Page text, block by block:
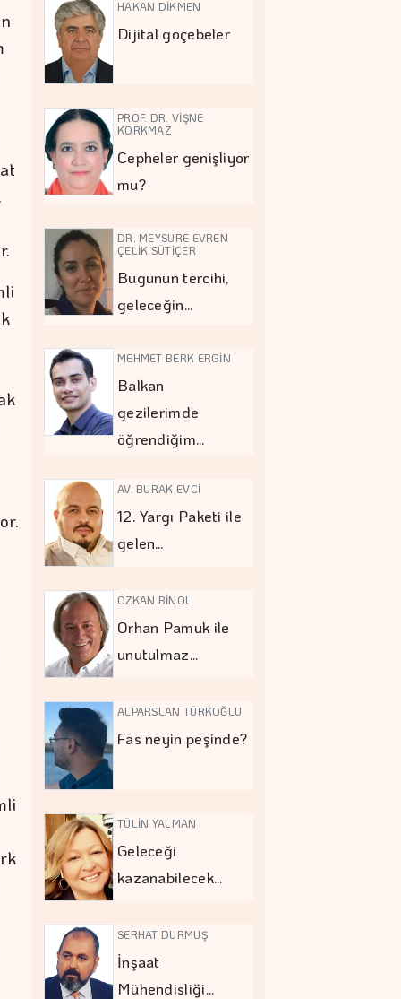
HAKAN DİKMEN
Dijital göçebeler
PROF. DR. VİŞNE
KORKMAZ
Cepheler genişliyor
mu?
DR. MEYSURE EVREN
ÇELİK SÜTİÇER
Bugünün tercihi,
geleceğin…
MEHMET BERK ERGİN
Balkan
gezilerimde
öğrendiğim…
AV. BURAK EVCİ
12. Yargı Paketi ile
gelen…
ÖZKAN BİNOL
Orhan Pamuk ile
unutulmaz…
ALPARSLAN TÜRKOĞLU
Fas neyin peşinde?
TÜLİN YALMAN
Geleceği
kazanabilecek…
SERHAT DURMUŞ
İnşaat
Mühendisliği…